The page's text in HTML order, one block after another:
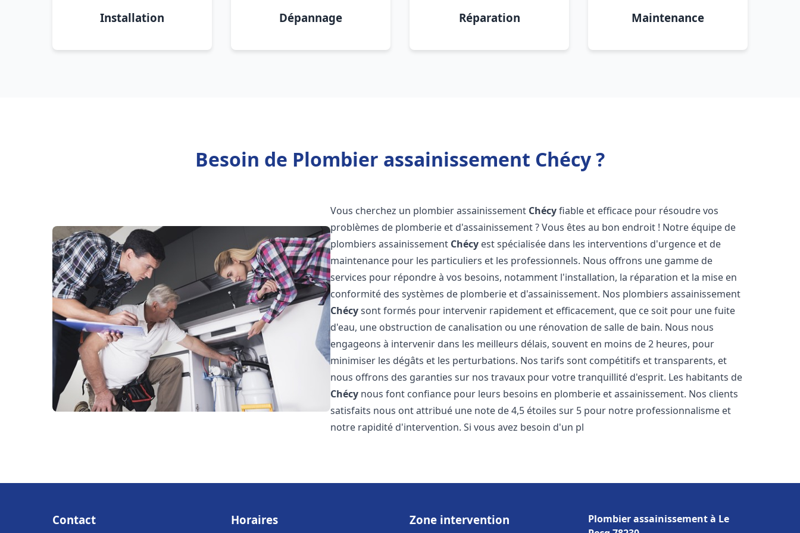
Installation Dépannage Réparation Maintenance
Besoin de Plombier assainissement Chécy ?
Vous cherchez un plombier assainissement Chécyfiable et efficace pour résoudre vos
problèmes de plomberie et d'assainissement ? Vous êtes au bon endroit ! Notre équipe de
plombiers assainissement Chécy est spécialisée dans les interventions d'urgence et de
maintenance pour les particuliers et les professionnels. Nous offrons une gamme de
services pour répondre à vos besoins, notamment l'installation, la réparation et la mise en
conformité des systèmes de plomberie et d'assainissement. Nos plombiers assainissement
Chécysont formés pour intervenir rapidement et efficacement, que ce soit pour une fuite
d'eau, une obstruction de canalisation ou une rénovation de salle de bain. Nous nous
engageons à intervenir dans les meilleurs délais, souvent en moins de 2 heures, pour
minimiser les dégâts et les perturbations. Nos tarifs sont compétitifs et transparents, et
nous offrons des garanties sur nos travaux pour votre tranquillité d'esprit. Les habitants de
Chécy nous font confiance pour leurs besoins en plomberie et assainissement. Nos clients
satisfaits nous ont attribué une note de 4,5 étoiles sur 5 pour notre professionnalisme et
notre rapidité d'intervention. Si vous avez besoin d'un pl
Contact Horaires Zone intervention
Plombier assainissement à Le